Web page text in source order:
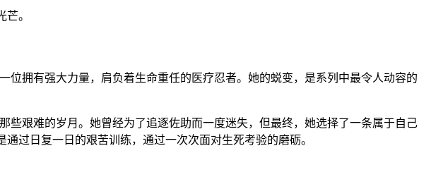
。
位拥有强大力量，肩负着生命重任的医疗忍者。她的蜕变，是系列中最令人动容的
些艰难的岁月。她曾经为了追逐佐助而一度迷失，但最终，她选择了一条属于自己
过日复一日的艰苦训练，通过一次次面对生死考验的磨砺。